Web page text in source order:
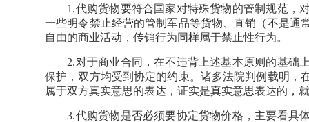
1.代购货物要符合国家对特殊货物的管制规范，
一些明令禁止经营的管制军品等货物、直销（不是通
自由的商业活动，传销行为同样属于禁止性行为。
2.对于商业合同，在不违背上述基本原则的基础
保护，双方均受到协定的约束。诸多法院判例载明，
属于双方真实意思的表达，证实是真实意思表达的，
3.代购货物是否必须要协定货物价格，主要看具